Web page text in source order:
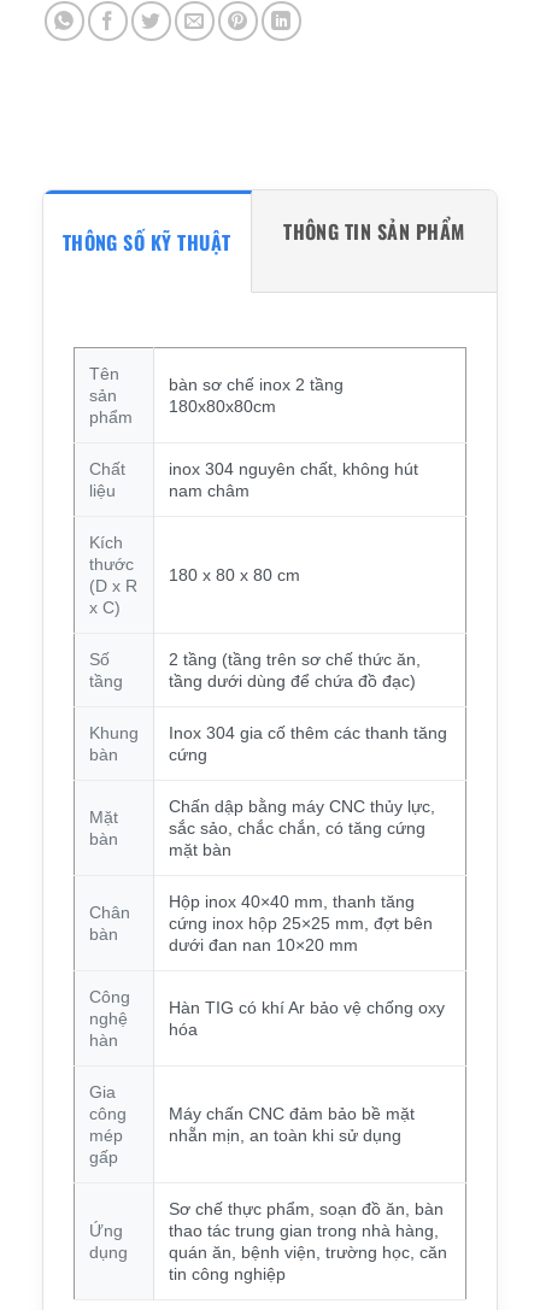
THÔNG SỐ KỸ THUẬT THÔNG TIN SẢN PHẨM
Tên
sản
phẩm
bàn sơ chế inox 2 tầng
180x80x80cm
Chất
liệu
inox 304 nguyên chất, không hút
nam châm
Kích
thước
(D x R
x C)
180 x 80 x 80 cm
Số
tầng
2 tầng (tầng trên sơ chế thức ăn,
tầng dưới dùng để chứa đồ đạc)
Khung
bàn
Inox 304 gia cố thêm các thanh tăng
cứng
Mặt
bàn
Chấn dập bằng máy CNC thủy lực,
sắc sảo, chắc chắn, có tăng cứng
mặt bàn
Chân
bàn
Hộp inox 40×40 mm, thanh tăng
cứng inox hộp 25×25 mm, đợt bên
dưới đan nan 10×20 mm
Công
nghệ
hàn
Hàn TIG có khí Ar bảo vệ chống oxy
hóa
Gia
công
mép
gấp
Máy chấn CNC đảm bảo bề mặt
nhẵn mịn, an toàn khi sử dụng
Ứng
dụng
Sơ chế thực phẩm, soạn đồ ăn, bàn
thao tác trung gian trong nhà hàng,
quán ăn, bệnh viện, trường học, căn
tin công nghiệp